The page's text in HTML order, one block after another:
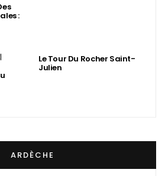
:
Le Tour Du Rocher Saint-
Julien
ARDÈCHE